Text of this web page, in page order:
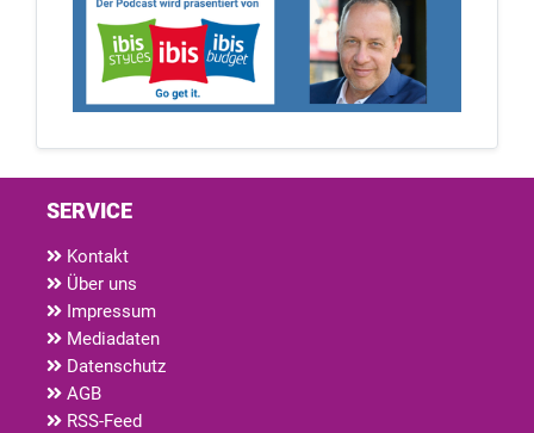
SERVICE
Kontakt
Über uns
Impressum
Mediadaten
Datenschutz
AGB
RSS-Feed